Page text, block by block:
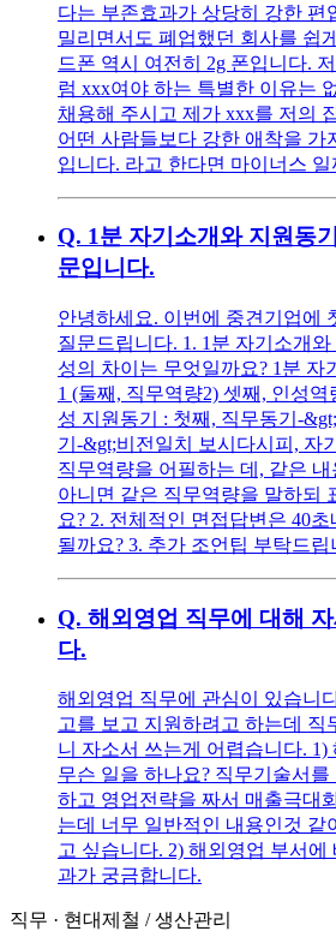
다는 부존효과가 상당히 강한 편
밀리면서도 폐업했던 회사를 쉽
드폰 역시 여전히 2g 폰입니다.
럼 xxx여야 하는 특별한 이유는
채용해 주시고 제가 xxx를 저의
어떤 사람들보다 강한 애착을 가
입니다. 라고 한다면 마이너스 일
Q. 1분 자기소개와 지원동
문입니다.
안녕하세요. 이번에 중견기업에
질문드립니다. 1. 1분 자기소개
성의 차이는 무엇일까요? 1분 자
1 (둘째, 직무역량2) 셋째, 인성역
성 지원동기 : 첫째, 직무동기-
기-&gt;비전일치 보시다시피, 자
직무역량을 어필하는 데, 같은
아니면 같은 직무역량을 말하되
요? 2. 전체적인 면접답변은 40
될까요? 3. 추가 조언팁 부탁드립
Q. 해외영업 직무에 대해
다.
해외영업 직무에 관심이 있습니
고를 보고 지원하려고 하는데 직
니 자소서 쓰는게 어렵습니다. 1)
무슨 일을 하나요? 직무기술서
하고 영업전략을 짜서 매출극대
는데 너무 일반적인 내용인것 같
고 싶습니다. 2) 해외영업 부서에
과가 궁금합니다.
직무 · 현대제철 /생산관리